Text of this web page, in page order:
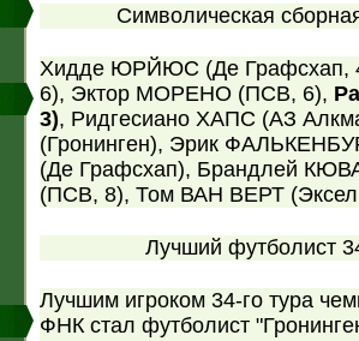
Символическая
Хидде ЮРЙЮС (Де Графсхап,
6), Эктор МОРЕНО (ПСВ, 6),
3), Ридгесиано ХАПС (АЗ
(Гронинген), Эрик
(Де Графсхап), Брандлей
(ПСВ, 8), Том ВАН ВЕРТ
Лучший футболист
Лучшим игроком 34-го тура
ФНК стал футболист